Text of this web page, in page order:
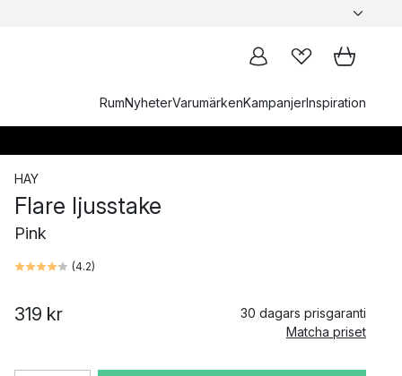
RumNyheterVarumärkenKampanjerInspiration
HAY
Flare ljusstake
Pink
(4.2)
319 kr
30 dagars prisgaranti
Matcha priset